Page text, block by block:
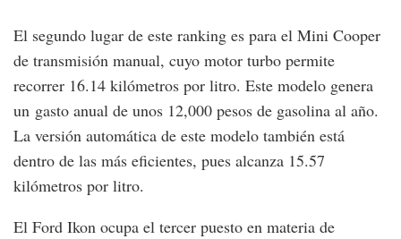
El segundo lugar de este ranking es para el Mini Cooper
de transmisión manual, cuyo motor turbo permite
recorrer 16.14 kilómetros por litro. Este modelo genera
un gasto anual de unos 12,000 pesos de gasolina al año.
La versión automática de este modelo también está
dentro de las más eficientes, pues alcanza 15.57
kilómetros por litro.
El Ford Ikon ocupa el tercer puesto en materia de